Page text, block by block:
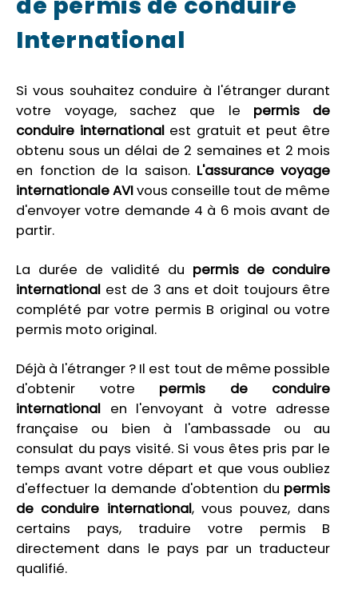
International
Si vous souhaitez conduire à l'étranger durant
votre voyage, sachez que le permis de
conduire international est gratuit et peut être
obtenu sous un délai de 2 semaines et 2 mois
en fonction de la saison. L'assurance voyage
internationale AVIvous conseille tout de même
d'envoyer votre demande 4 à 6 mois avant de
partir.
La durée de validité du permis de conduire
international est de 3 ans et doit toujours être
complété par votre permis B original ou votre
permis moto original.
Déjà à l'étranger ? Il est tout de même possible
d'obtenir votre permis de conduire
international en l'envoyant à votre adresse
française ou bien à l'ambassade ou au
consulat du pays visité. Si vous êtes pris par le
temps avant votre départ et que vous oubliez
d'effectuer la demande d'obtention du permis
de conduire international, vous pouvez, dans
certains pays, traduire votre permis B
directement dans le pays par un traducteur
qualifié.